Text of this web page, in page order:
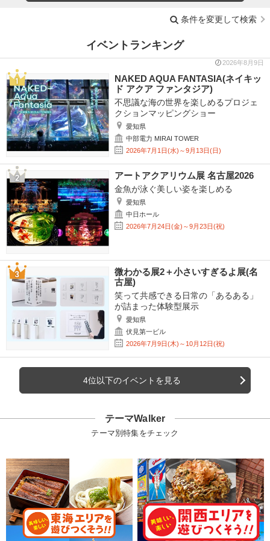
条件を変更して検索
イベントランキング
2026年8月9日
NAKED AQUA FANTASIA(ネイキッ
ド アクア ファンタジア)
不思議な海の世界を楽しめるプロジェ
クションマッピングショー
愛知県
中部電力 MIRAI TOWER
2026年7月1日(水)～9月13日(日)
アートアクアリウム展 名古屋2026
金魚が泳ぐ美しい姿を楽しめる
愛知県
中日ホール
2026年7月24日(金)～9月23日(祝)
微わかる展2＋小さいすぎるよ展(名
古屋)
笑って共感できる日常の「あるある」
が詰まった体験型展示
愛知県
伏見第一ビル
2026年7月9日(木)～10月12日(祝)
4位以下のイベントを見る
テーマWalker
テーマ別特集をチェック